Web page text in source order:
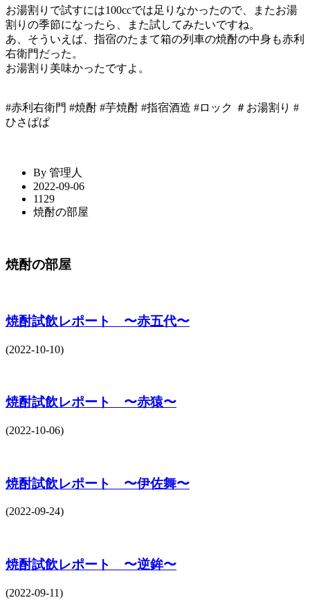
お湯割りで試すには100ccでは足りなかったので、またお湯
割りの季節になったら、また試してみたいですね。
あ、そういえば、指宿のたまて箱の列車の焼酎の中身も赤利
右衛門だった。
お湯割り美味かったですよ。
#赤利右衛門 #焼酎 #芋焼酎 #指宿酒造 #ロック ＃お湯割り #
ひさぱぱ
By 管理人
2022-09-06
1129
焼酎の部屋
焼酎の部屋
焼酎試飲レポート 〜赤五代〜
(2022-10-10)
焼酎試飲レポート 〜赤猿〜
(2022-10-06)
焼酎試飲レポート 〜伊佐舞〜
(2022-09-24)
焼酎試飲レポート 〜逆鉾〜
(2022-09-11)